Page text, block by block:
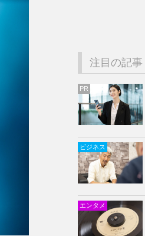
注目の記事
PR
ビジネス
エンタメ